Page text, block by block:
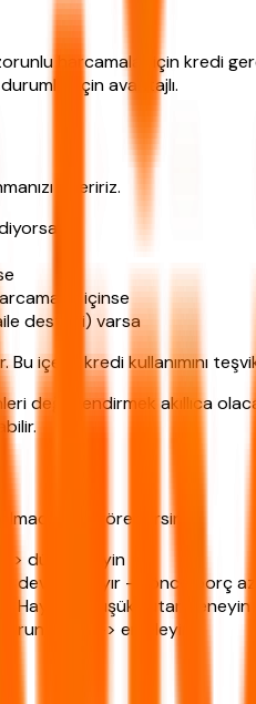
harcamalar için kredi
için avantajlı.
öneririz.
içinse
desteği) varsa
içerik kredi kullanımını
değerlendirmek akıllıca
görebilirsiniz.
-> düşünmeyin
devam, Hayır -> önce borç
Hayır -> düşük tutar deneyin
Hayır -> erteleyin